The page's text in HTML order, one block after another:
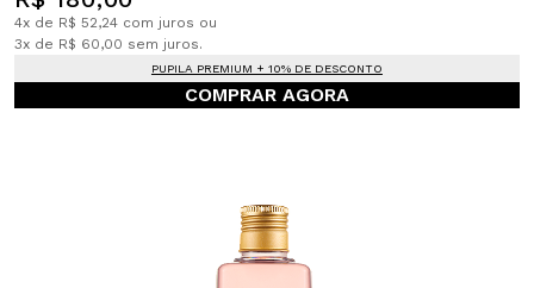
4x de R$ 52,24 com juros ou
3x de R$ 60,00 sem juros.
PUPILA PREMIUM + 10% DE DESCONTO
COMPRAR AGORA